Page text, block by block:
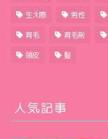
生え際 男性
育毛 育毛剤
頭皮 髪
人気記事